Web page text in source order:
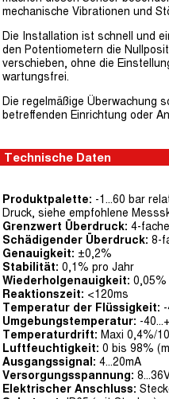
mechanische Vibrationen und
Die Installation ist schnell und
den Potentiometern die
verschieben, ohne die
wartungsfrei.
Die regelmäßige Überwachung
betreffenden Einrichtung oder
Technische Daten
Produktpalette: -1...60 bar
Druck, siehe empfohlene
Grenzwert Überdruck: 4-
Schädigender Überdruck: 8-
Genauigkeit: ±0,2%
Stabilität: 0,1% pro Jahr
Wiederholgenauigkeit: 0,05%
Reaktionszeit: <120ms
Temperatur der Flüssigkeit:
Umgebungstemperatur: -
Temperaturdrift: Maxi 0,4%/
Luftfeuchtigkeit: 0 bis 98%
Ausgangssignal: 4...20mA
Versorgungsspannung:
Elektrischer Anschluss: